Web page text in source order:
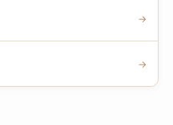
→
→